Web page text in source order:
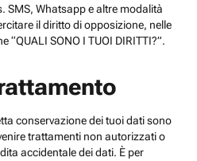
SMS, Whatsapp e altre modalità
il diritto di opposizione, nelle
“QUALI SONO I TUOI DIRITTI?”.
conservazione dei tuoi dati sono
trattamenti non autorizzati o
accidentale dei dati. È per